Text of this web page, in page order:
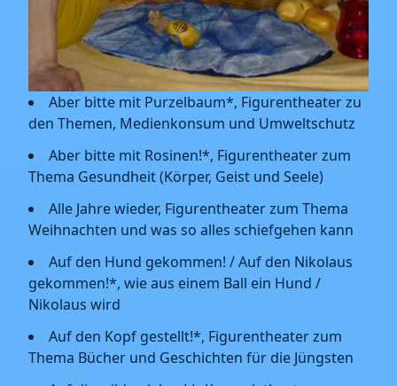
Aber bitte mit Purzelbaum*, Figurentheater zu
den Themen, Medienkonsum und Umweltschutz
Aber bitte mit Rosinen!*, Figurentheater zum
Thema Gesundheit (Körper, Geist und Seele)
Alle Jahre wieder, Figurentheater zum Thema
Weihnachten und was so alles schiefgehen kann
Auf den Hund gekommen! / Auf den Nikolaus
gekommen!*, wie aus einem Ball ein Hund /
Nikolaus wird
Auf den Kopf gestellt!*, Figurentheater zum
Thema Bücher und Geschichten für die Jüngsten